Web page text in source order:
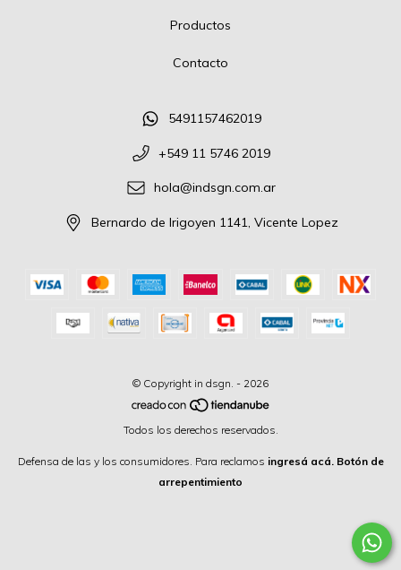
Productos
Contacto
5491157462019
+549 11 5746 2019
hola@indsgn.com.ar
Bernardo de Irigoyen 1141, Vicente Lopez
© Copyright in dsgn. - 2026
Todos los derechos reservados.
Defensa de las y los consumidores. Para reclamos ingresá acá. Botón de
arrepentimiento